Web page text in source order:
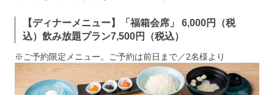
【ディナーメニュー】「福箱会席」 6,000円（税
込）飲み放題プラン7,500円（税込）
※ご予約限定メニュー。ご予約は前日まで／2名様より